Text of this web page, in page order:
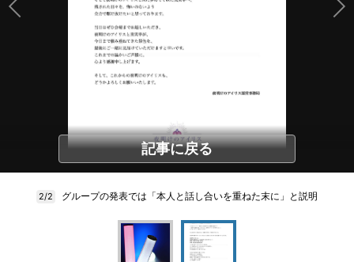
記事に戻る
2/2 グループの発表では「本人と話し合いを重ねた末に」と説明